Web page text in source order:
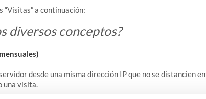
“Visitas” a continuación:
diversos conceptos?
desde una misma dirección IP que no se distancien
una visita.